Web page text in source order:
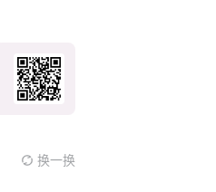
换一换